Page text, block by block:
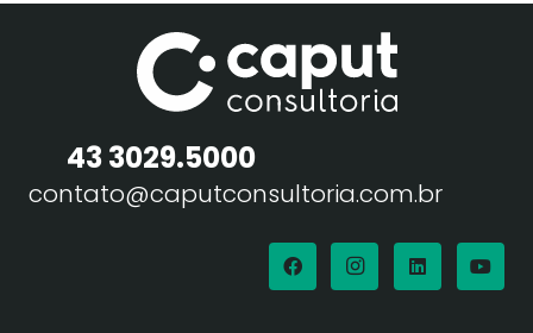
43 3029.5000
contato@caputconsultoria.com.br